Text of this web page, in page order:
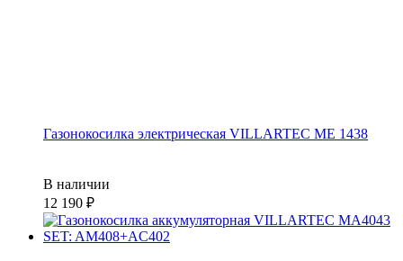
Газонокосилка электрическая VILLARTEC ME 1438
В наличии
12 190